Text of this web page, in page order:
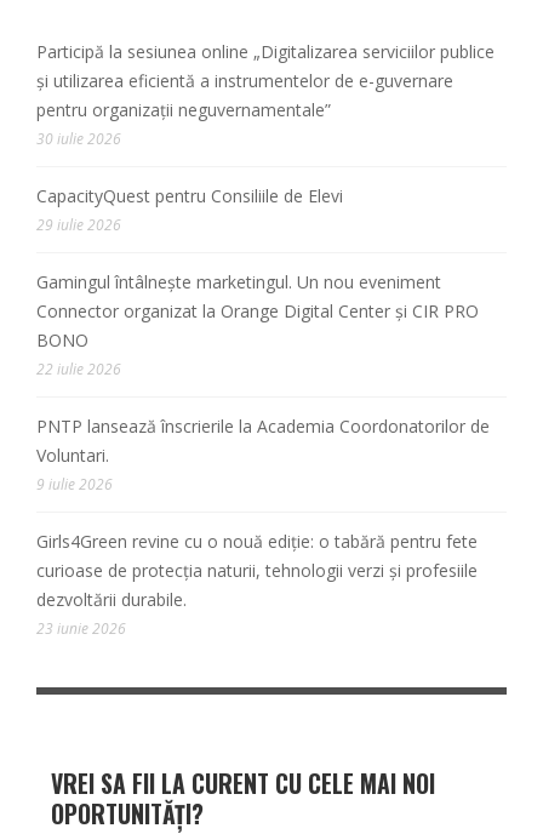
Participă la sesiunea online „Digitalizarea serviciilor publice
și utilizarea eficientă a instrumentelor de e-guvernare
pentru organizații neguvernamentale”
30 iulie 2026
CapacityQuest pentru Consiliile de Elevi
29 iulie 2026
Gamingul întâlnește marketingul. Un nou eveniment
Connector organizat la Orange Digital Center și CIR PRO
BONO
22 iulie 2026
PNTP lansează înscrierile la Academia Coordonatorilor de
Voluntari.
9 iulie 2026
Girls4Green revine cu o nouă ediție: o tabără pentru fete
curioase de protecția naturii, tehnologii verzi și profesiile
dezvoltării durabile.
23 iunie 2026
VREI SA FII LA CURENT CU CELE MAI NOI
OPORTUNITĂȚI?